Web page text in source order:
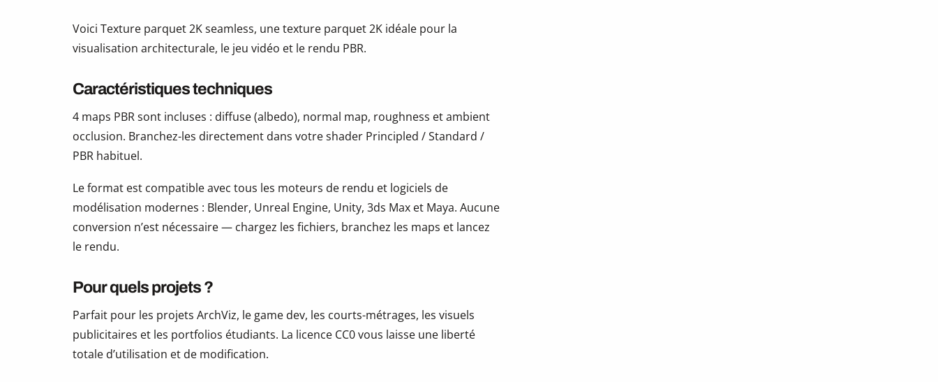
Voici Texture parquet 2K seamless, une texture parquet 2K idéale pour la
visualisation architecturale, le jeu vidéo et le rendu PBR.
Caractéristiques techniques
4 maps PBR sont incluses : diffuse (albedo), normal map, roughness et ambient
occlusion. Branchez-les directement dans votre shader Principled / Standard /
PBR habituel.
Le format est compatible avec tous les moteurs de rendu et logiciels de
modélisation modernes : Blender, Unreal Engine, Unity, 3ds Max et Maya. Aucune
conversion n’est nécessaire — chargez les fichiers, branchez les maps et lancez
le rendu.
Pour quels projets ?
Parfait pour les projets ArchViz, le game dev, les courts-métrages, les visuels
publicitaires et les portfolios étudiants. La licence CC0 vous laisse une liberté
totale d’utilisation et de modification.